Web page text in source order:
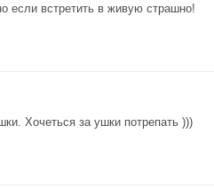
если встретить в живую страшно!
Хочеться за ушки потрепать )))